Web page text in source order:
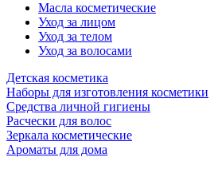
Масла косметические
Уход за лицом
Уход за телом
Уход за волосами
Детская косметика
Наборы для изготовления косметики
Средства личной гигиены
Расчески для волос
Зеркала косметические
Ароматы для дома